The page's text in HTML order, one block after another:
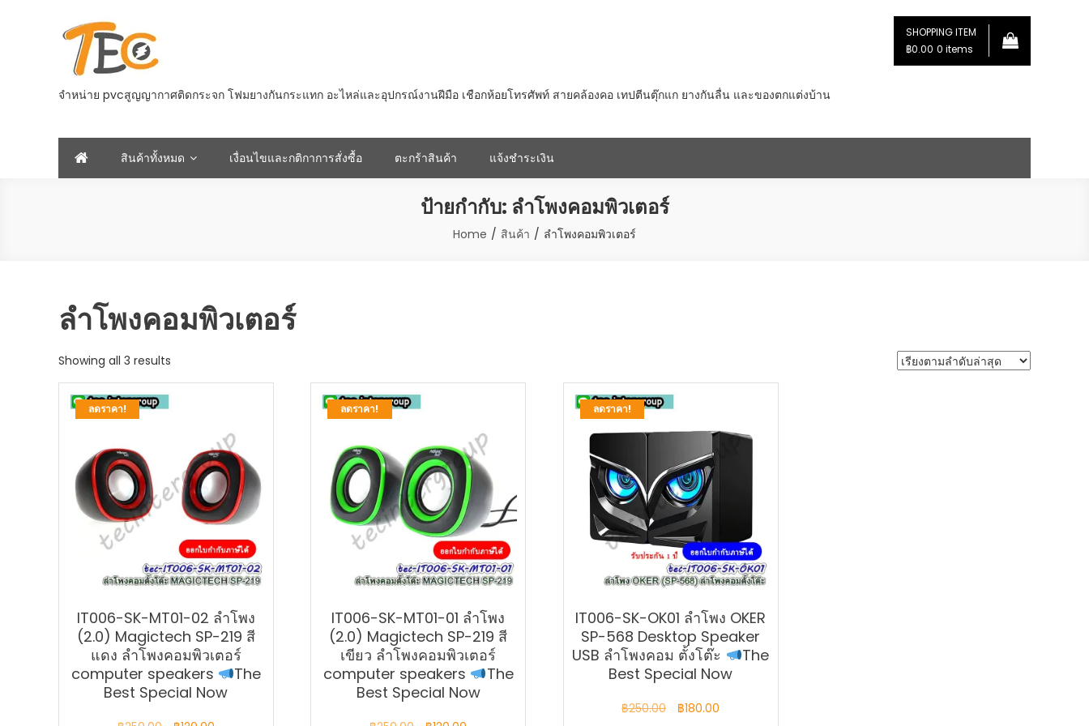
จำหน่าย pvcสูญญากาศติดกระจก โฟมยางกันกระแทก อะไหล่และอุปกรณ์งานฝีมือ เชือกห้อยโทรศัพท์ สายคล้องคอ เทปตีนตุ๊กแก ยางกันลื่น และของตกแต่งบ้าน
SHOPPING ITEM
฿0.00 0 items
สินค้าทั้งหมด เงื่อนไขและกติกาการสั่งซื้อ ตะกร้าสินค้า แจ้งชำระเงิน
ป้ายกำกับ: ลำโพงคอมพิวเตอร์
Home สินค้า ลำโพงคอมพิวเตอร์
ลำโพงคอมพิวเตอร์
Showing all 3 results
by
ลดราคา!
IT006-SK-MT01-02 ลำโพง
(2.0) Magictech SP-219 สี
แดง ลำโพงคอมพิวเตอร์
computer speakers
The
Best Special Now
ลดราคา!
IT006-SK-MT01-01 ลำโพง
(2.0) Magictech SP-219 สี
เขียว ลำโพงคอมพิวเตอร์
computer speakers
The
Best Special Now
ลดราคา!
IT006-SK-OK01 ลำโพง OKER
SP-568 Desktop Speaker
USB ลำโพงคอม ตั้งโต๊ะ
The
Best Special Now
฿250.00
Original
฿180.00